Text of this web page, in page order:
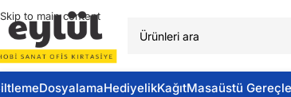
Skip to main content
DosyalamaHediyelikKağıtMasaüstü